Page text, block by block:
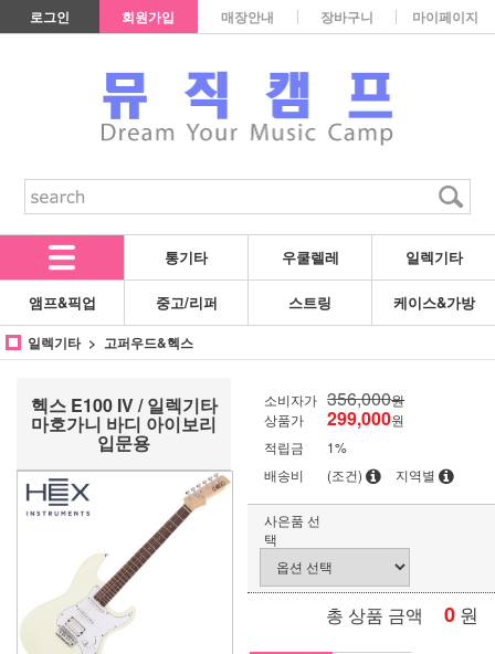
로그인 회원가입 매장안내 장바구니 마이페이지
통기타 우쿨렐레 일렉기타
앰프&픽업 중고/리퍼 스트링 케이스&가방
일렉기타 고퍼우드&헥스
헥스 E100 IV / 일렉기타
마호가니 바디 아이보리
입문용
소비자가 356,000원
상품가
299,000원
적립금
1%
배송비
(조건) 지역별
사은품 선
택
총 상품 금액 0 원